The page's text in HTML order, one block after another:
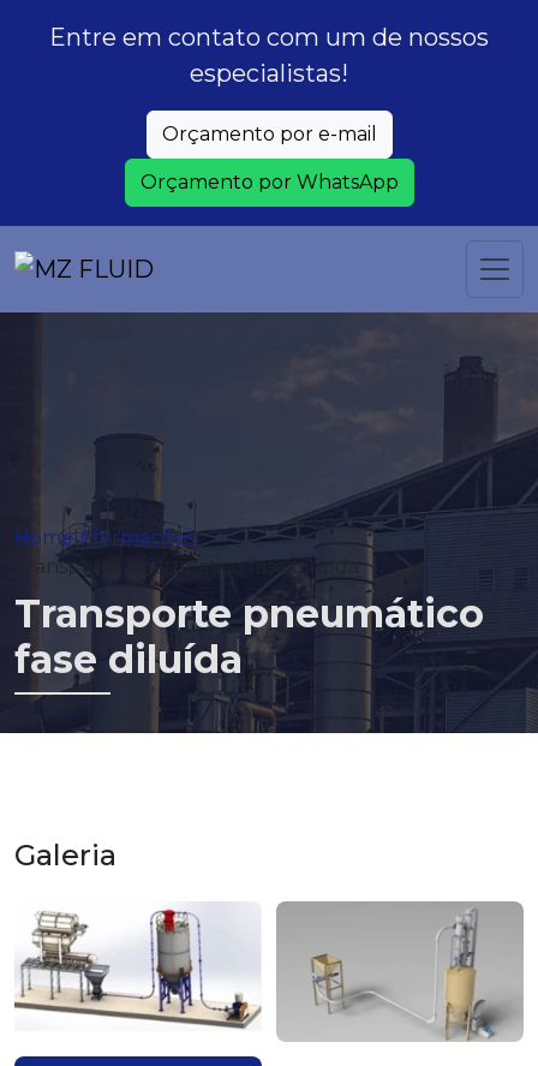
Entre em contato com um de nossos
especialistas!
Orçamento por e-mail
Orçamento por WhatsApp
HomeInformações
Transporte pneumático fase diluída
Transporte pneumático
fase diluída
Galeria